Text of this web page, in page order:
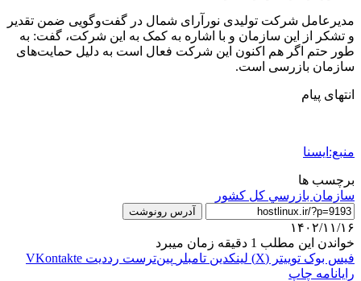
مدیرعامل شرکت تولیدی نورآرای شمال در گفت‌وگویی ضمن تقدیر
و تشکر از این سازمان و با اشاره به کمک به این شرکت، گفت: به
طور حتم اگر هم اکنون این شرکت فعال است به دلیل حمایت‌های
سازمان بازرسی است.
انتهای پیام
منبع:ایسنا
برچسب ها
سازمان بازرسي كل كشور
آدرس رونوشت
۱۴۰۲/۱۱/۱۶
خواندن این مطلب 1 دقیقه زمان میبرد
فیس بوک توییتر (X) لینکدین ‫تامبلر ‫پین‌ترست ‫رددیت ‫VKontakte
رایانامه چاپ